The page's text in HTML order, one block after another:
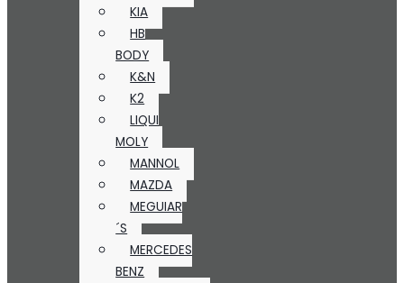
KIA
HB
BODY
K&N
K2
LIQUI
MOLY
MANNOL
MAZDA
MEGUIAR
´S
MERCEDES
BENZ